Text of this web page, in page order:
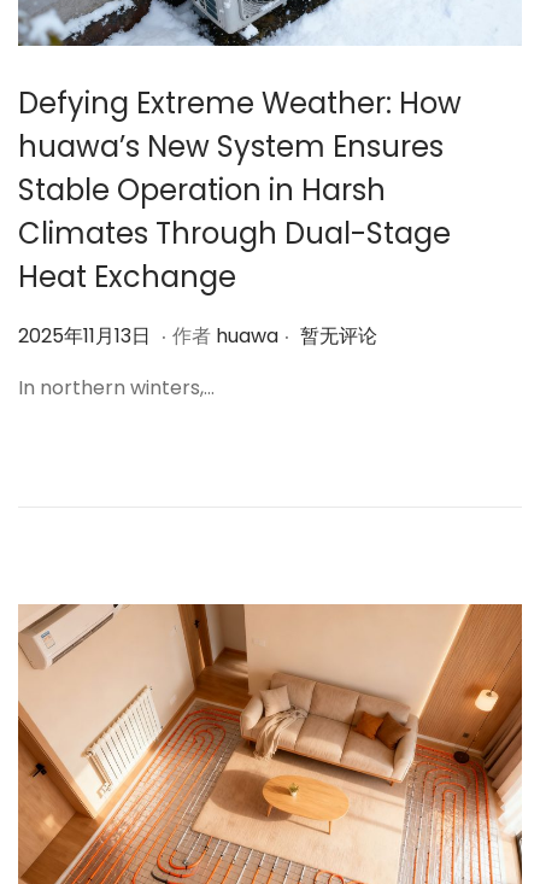
Defying Extreme Weather: How
huawa’s New System Ensures
Stable Operation in Harsh
Climates Through Dual-Stage
Heat Exchange
作
2025年11月13日 2
2
1
. 作者 huawa . 暂无评论
In northern winters,…